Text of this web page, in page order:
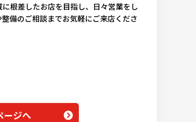
根差したお店を目指し、日々営業をし
備のご相談までお気軽にご来店くださ
ージへ